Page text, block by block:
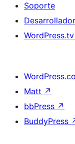
Soporte
WordPress.tv
Matt ↗
bbPress ↗
BuddyPress